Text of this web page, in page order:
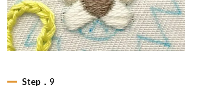
Step．9